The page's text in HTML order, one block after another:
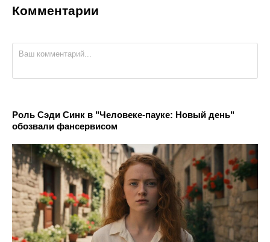
Комментарии
Роль Сэди Синк в "Человеке-пауке: Новый день"
обозвали фансервисом